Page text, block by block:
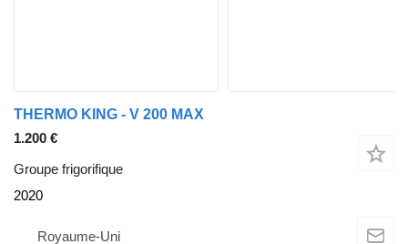
THERMO KING - V 200 MAX
1.200 €
Groupe frigorifique
2020
Royaume-Uni